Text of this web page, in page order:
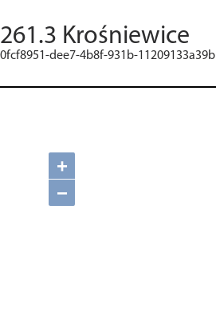
261.3 Krośniewice
0fcf8951-dee7-4b8f-931b-11209133a39b
+
−